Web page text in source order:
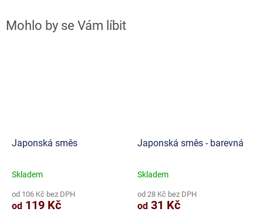
Japonská směs
Průměrné
produktu
je
Skladem
od 106 Kč bez DPH
od 119 Kč
Japonská směs - barevná
Průměrné
produktu
je
Skladem
od 28 Kč bez DPH
od 31 Kč